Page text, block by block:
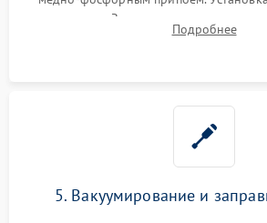
осушителя. Замена изношенных
сломанных заслонок илиПодробнее
5. Вакуумирование и